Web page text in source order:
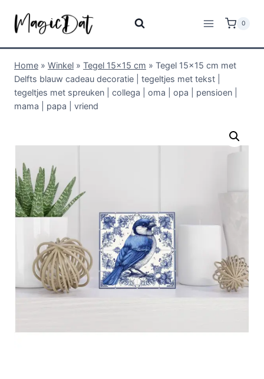
0
Home » Winkel » Tegel 15x15 cm » Tegel 15×15 cm met
Delfts blauw cadeau decoratie | tegeltjes met tekst |
tegeltjes met spreuken | collega | oma | opa | pensioen |
mama | papa | vriend